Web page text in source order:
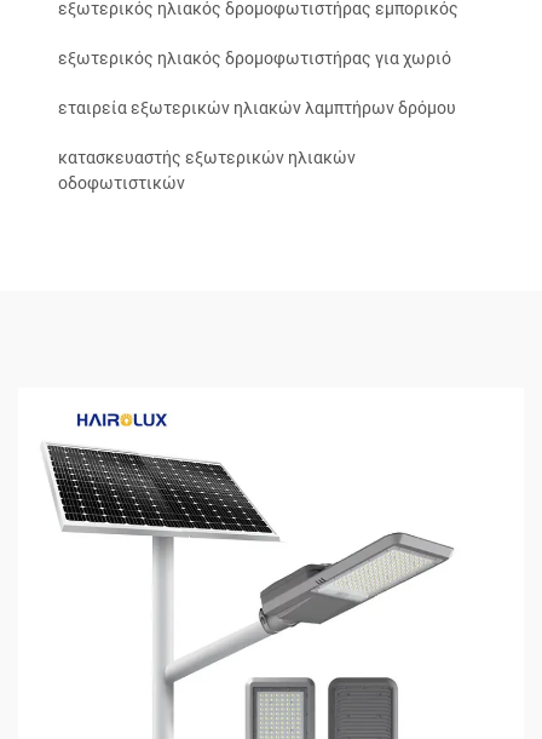
εξωτερικός ηλιακός δρομοφωτιστήρας εμπορικός
εξωτερικός ηλιακός δρομοφωτιστήρας για χωριό
εταιρεία εξωτερικών ηλιακών λαμπτήρων δρόμου
κατασκευαστής εξωτερικών ηλιακών
οδοφωτιστικών